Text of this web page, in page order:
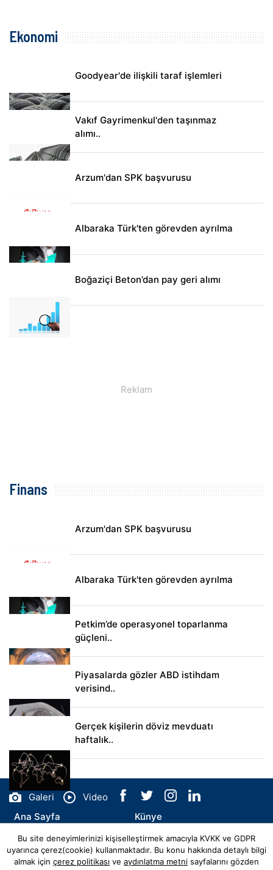
Ekonomi
Goodyear'de ilişkili taraf işlemleri
Vakıf Gayrimenkul'den taşınmaz
alımı..
Arzum'dan SPK başvurusu
Albaraka Türk'ten görevden ayrılma
Boğaziçi Beton’dan pay geri alımı
Finans
Arzum'dan SPK başvurusu
Albaraka Türk'ten görevden ayrılma
Petkim’de operasyonel toparlanma
güçleni..
Piyasalarda gözler ABD istihdam
verisind..
Gerçek kişilerin döviz mevduatı
haftalık..
Galeri
Video
Ana Sayfa
Künye
İletişim
Bu site deneyimlerinizi kişiselleştirmek amacıyla KVKK ve GDPR
uyarınca çerez(cookie) kullanmaktadır. Bu konu hakkında detaylı bilgi
almak için çerez politikası ve aydınlatma metni sayfalarını gözden